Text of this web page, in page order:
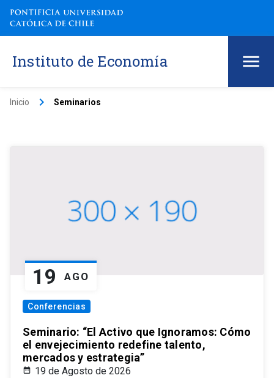
Instituto de Economía
Inicio keyboard_arrow_right Seminarios
19 AGO
Conferencias
Seminario: “El Activo que Ignoramos: Cómo
el envejecimiento redefine talento,
mercados y estrategia”
19 de Agosto de 2026